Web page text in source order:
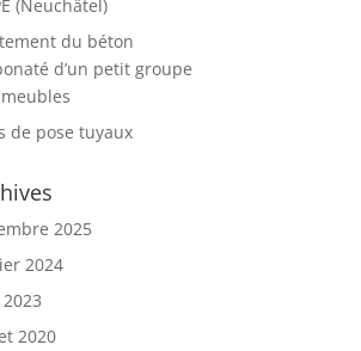
(Neuchâtel)
du béton
d’un petit groupe
de pose tuyaux
2025
2024
2020